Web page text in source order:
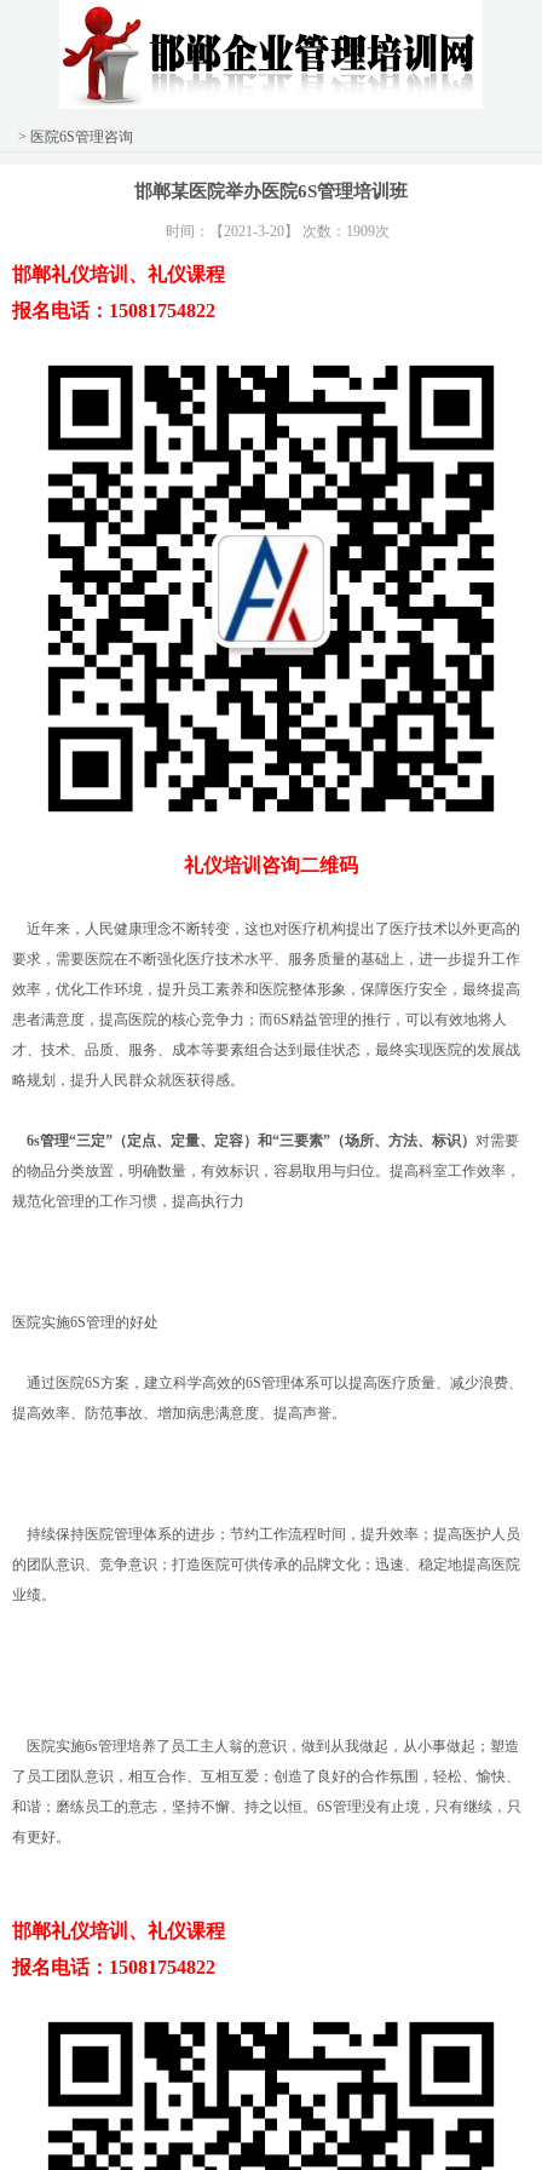
> 医院6S管理咨询
邯郸某医院举办医院6S管理培训班
时间：【2021-3-20】 次数：1909次
邯郸礼仪培训、礼仪课程
报名电话：15081754822
礼仪培训咨询二维码
近年来，人民健康理念不断转变，这也对医疗机构提出了医疗技术以外更高的
要求，需要医院在不断强化医疗技术水平、服务质量的基础上，进一步提升工作
效率，优化工作环境，提升员工素养和医院整体形象，保障医疗安全，最终提高
患者满意度，提高医院的核心竞争力；而6S精益管理的推行，可以有效地将人
才、技术、品质、服务、成本等要素组合达到最佳状态，最终实现医院的发展战
略规划，提升人民群众就医获得感。
6s管理“三定”（定点、定量、定容）和“三要素”（场所、方法、标识） 对需要
的物品分类放置，明确数量，有效标识，容易取用与归位。提高科室工作效率，
规范化管理的工作习惯，提高执行力
医院实施6S管理的好处
通过医院6S方案，建立科学高效的6S管理体系可以提高医疗质量、减少浪费、
提高效率、防范事故、增加病患满意度、提高声誉。
持续保持医院管理体系的进步；节约工作流程时间，提升效率；提高医护人员
的团队意识、竞争意识；打造医院可供传承的品牌文化；迅速、稳定地提高医院
业绩。
医院实施6s管理培养了员工主人翁的意识，做到从我做起，从小事做起；塑造
了员工团队意识，相互合作、互相互爱；创造了良好的合作氛围，轻松、愉快、
和谐；磨练员工的意志，坚持不懈、持之以恒。6S管理没有止境，只有继续，只
有更好。
邯郸礼仪培训、礼仪课程
报名电话：15081754822